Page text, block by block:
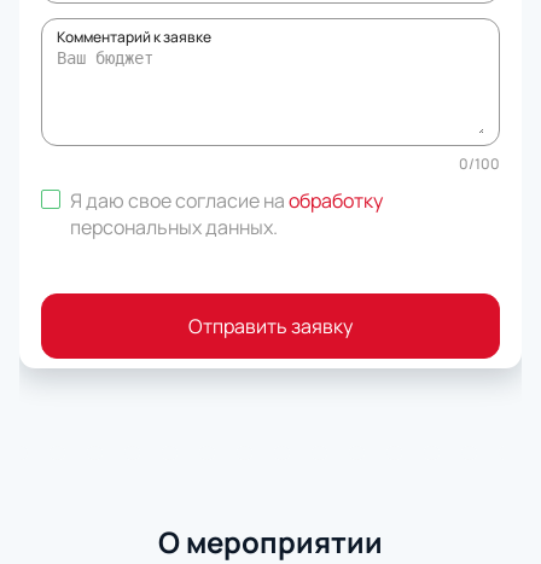
Комментарий к заявке
0/100
Я даю свое согласие наобработку
персональных данных.
Отправить заявку
О мероприятии